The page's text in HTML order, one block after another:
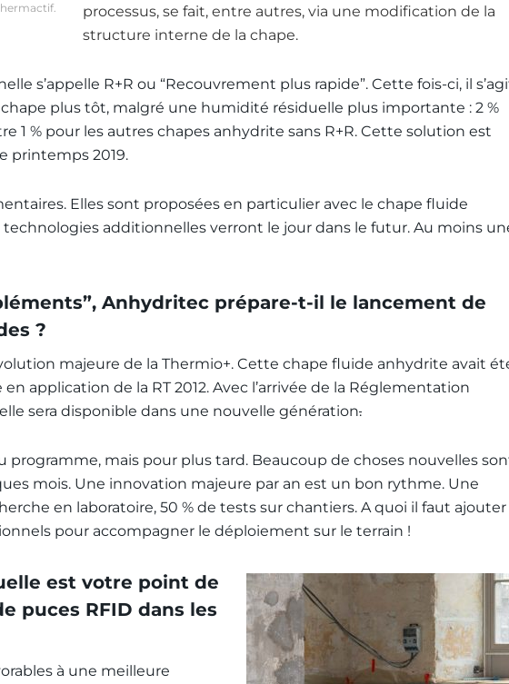
processus, se fait, entre autres, via une modification de la
structure interne de la chape.
s’appelle R+R ou “Recouvrement plus rapide”. Cette fois-ci, il
plus tôt, malgré une humidité résiduelle plus importante : 2 %
1 % pour les autres chapes anhydrite sans R+R. Cette solution est
printemps 2019.
Elles sont proposées en particulier avec le chape fluide
technologies additionnelles verront le jour dans le futur. Au moins
Anhydritec prépare-t-il le lancement de
?
majeure de la Thermio+. Cette chape fluide anhydrite avait
en application de la RT 2012. Avec l’arrivée de la Réglementation
sera disponible dans une nouvelle génération.
programme, mais pour plus tard. Beaucoup de choses nouvelles
mois. Une innovation majeure par an est un bon rythme. Une
en laboratoire, 50 % de tests sur chantiers. A quoi il faut ajouter
pour accompagner le déploiement sur le terrain !
est votre point de
puces RFID dans les
à une meilleure